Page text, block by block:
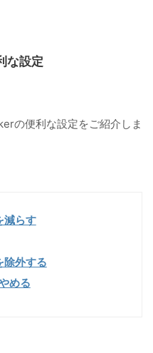
な設定
の便利な設定をご紹介しま
減らす
除外する
める